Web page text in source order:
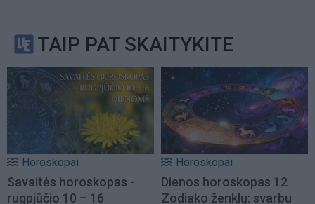
TAIP PAT SKAITYKITE
Horoskopai
Savaitės horoskopas -
rugpjūčio 10 – 16
Horoskopai
Dienos horoskopas 12
Zodiako ženklų: svarbu